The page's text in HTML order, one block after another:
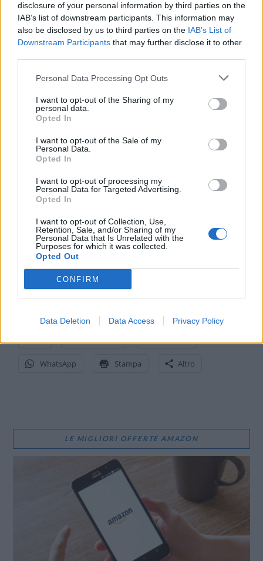
disclosure of your personal information by third parties on the
IAB’s list of downstream participants. This information may
also be disclosed by us to third parties on the IAB’s List of
Downstream Participants that may further disclose it to other
Personal Data Processing Opt Outs
I want to opt-out of the Sharing of my
personal data.
Opted In
I want to opt-out of the Sale of my
Personal Data.
Opted In
I want to opt-out of processing my
Personal Data for Targeted Advertising.
Opted In
I want to opt-out of Collection, Use,
Retention, Sale, and/or Sharing of my
Personal Data that Is Unrelated with the
Purposes for which it was collected.
Opted Out
CONFIRM
Data Deletion Data Access Privacy Policy
“Grazie alla loro competenza e professionalità, i clienti possono
di avere un supporto qualificato al loro fianco”, si legge nella
landing page per diventare partner
Sul sito è possibile inoltre richiedere maggiori informazioni
compilando il Form presente per essere ricontattati
direttamente dalla Direzione Sales WINDTRE.
LinkedIn
WhatsApp Stampa Altro
LE MIGLIORI OFFERTE AMAZON